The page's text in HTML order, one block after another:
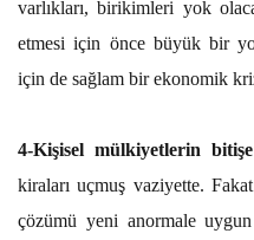
varlıkları, birikimleri yok
etmesi için önce büyük bir
için de sağlam bir ekonomik
4-Kişisel mülkiyetlerin
kiraları uçmuş vaziyette.
çözümü yeni anormale